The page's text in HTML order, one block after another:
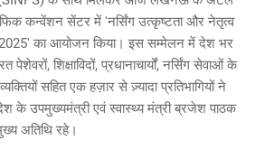
कन्वेंशन सेंटर में 'नर्सिंग उत्कृष्टता और नेतृत्व
2025' का आयोजन किया। इस सम्मेलन में देश भर
पेशेवरों, शिक्षाविदों, प्रधानाचार्यों, नर्सिंग सेवाओं के
सहित एक हज़ार से ज़्यादा प्रतिभागियों ने
के उपमुख्यमंत्री एवं स्वास्थ्य मंत्री ब्रजेश पाठक
अतिथि रहे।